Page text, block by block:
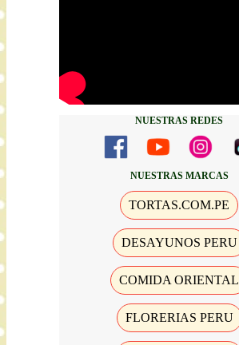
NUESTRAS REDES
NUESTRAS MARCAS
TORTAS.COM.PE
DESAYUNOS PERU
COMIDA ORIENTAL
FLORERIAS PERU